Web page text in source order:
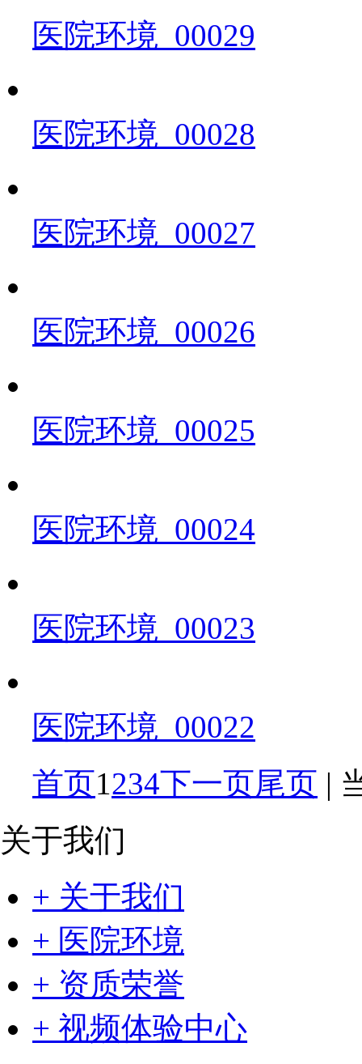
医院环境_00029
医院环境_00028
医院环境_00027
医院环境_00026
医院环境_00025
医院环境_00024
医院环境_00023
医院环境_00022
首页1234下一页尾页 |
关于我们
+ 关于我们
+ 医院环境
+ 资质荣誉
+ 视频体验中心